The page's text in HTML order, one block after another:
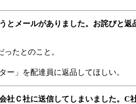
メールがありました。お詫びと返
たとのこと。
ー」を配達員に返品してほしい。
Ｃ社に送信してしまいました。C